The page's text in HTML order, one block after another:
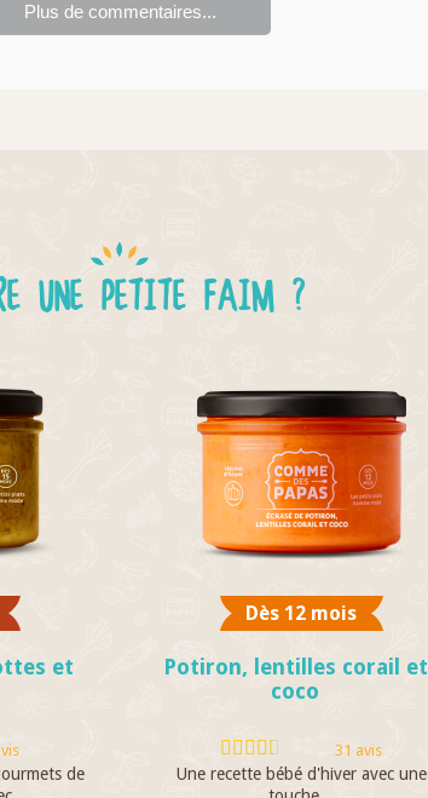
Plus de commentaires...
UNE PETITE FAIM ?
et
de
Dès 12 mois
Potiron, lentilles corail et
coco
31 avis
Une recette bébé d'hiver avec une